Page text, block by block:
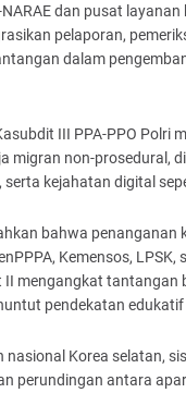
dan pusat
pelaporan,
dalam
III PPA-PPO Polri
migran non-prosedural,
kejahatan digital
bahwa penanganan
Kemensos,
II mengangkat tantangan
pendekatan
nasional Korea selatan,
perundingan antara